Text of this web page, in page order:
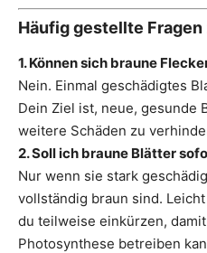
Häufig gestellte
1. Können sich braune
Nein. Einmal geschädigtes
Dein Ziel ist, neue, gesunde
weitere Schäden zu
2. Soll ich braune Blätter
Nur wenn sie stark
vollständig braun sind.
du teilweise einkürzen,
Photosynthese betreiben